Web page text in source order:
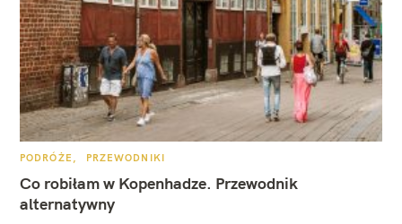
K
T
E
G
O
PODRÓŻE PRZEWODNIKI
Co robiłam w Kopenhadze. Przewodnik
alternatywny